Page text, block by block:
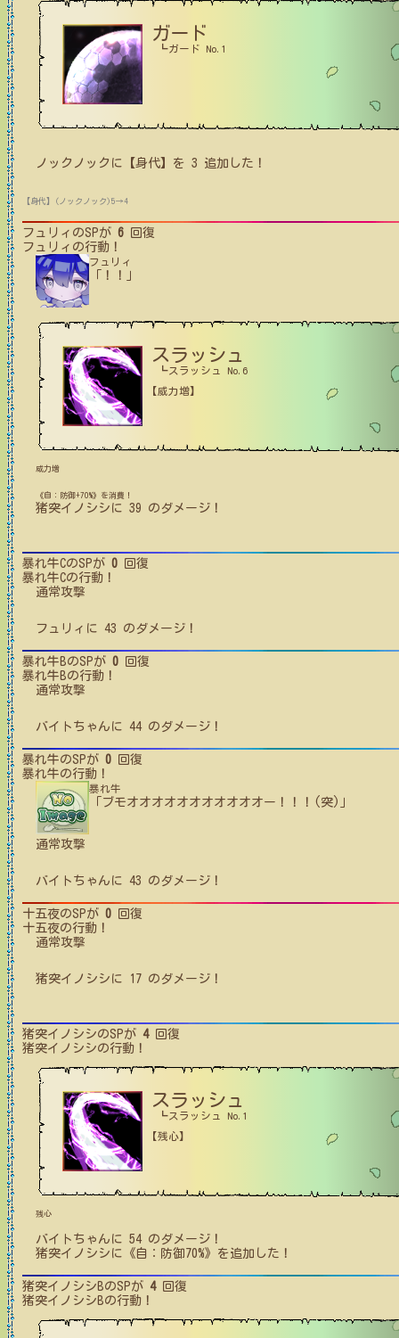
ガード
┗ガード No.1
ノックノック に【身代】を 3 追加した！
【身代】(ノックノック)5→4
フュリィ のSPが 6 回復
フュリィ の行動！
フュリィ
「！！」
スラッシュ
┗スラッシュ No.6
【威力増】
威力増
《自：防御+70%》を消費！
猪突イノシシ に 39 のダメージ！
暴れ牛CのSPが 0 回復
暴れ牛Cの行動！
通常攻撃
フュリィ に 43 のダメージ！
暴れ牛BのSPが 0 回復
暴れ牛Bの行動！
通常攻撃
バイトちゃん に 44のダメージ！
暴れ牛のSPが 0 回復
暴れ牛の行動！
暴れ牛
「ブモオオオオオオオオオオオー！！！(突)」
通常攻撃
バイトちゃん に 43 のダメージ！
十五夜のSPが 0 回復
十五夜の行動！
通常攻撃
猪突イノシシ に 17 のダメージ！
猪突イノシシのSPが 4回復
猪突イノシシの行動！
スラッシュ
┗スラッシュ No.1
【残心】
残心
バイトちゃん に 54のダメージ！
猪突イノシシ に 《自：防御70%》 を追加した！
猪突イノシシBのSPが 4回復
猪突イノシシBの行動！